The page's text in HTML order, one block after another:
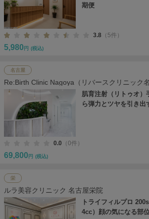
期便
3.8 （5件）
5,980 円 (税込)
名古屋
Re:Birth Clinic Nagoya（リバースクリニック名
肌育注射（リトゥオ
ら弾力とツヤを引き出
0.0 （0件）
69,800 円 (税込)
栄
ルラ美容クリニック 名古屋栄院
トライフィルプロ
4cc）顔の気になる部